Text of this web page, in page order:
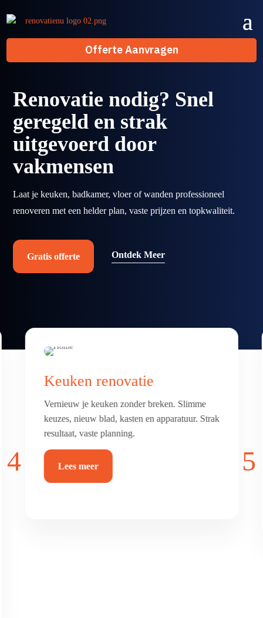
Offerte Aanvragen
Renovatie nodig? Snel
geregeld en strak
uitgevoerd door
vakmensen
Laat je keuken, badkamer, vloer of wanden professioneel
renoveren met een helder plan, vaste prijzen en topkwaliteit.
Gratis offerte Ontdek Meer
Badkamer & toilet
renovatie
Frisse, comfortabele badkamer of toilet met
luxe afwerking. Alles netjes betegeld, afgekit
en waterdicht.
Lees meer
4 5